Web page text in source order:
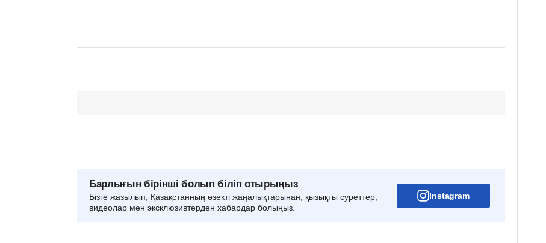
Барлығын бірінші болып біліп отырыңыз
Бізге жазылып, Қазақстанның өзекті жаңалықтарынан, қызықты суреттер,
видеолар мен эксклюзивтерден хабардар болыңыз.
Instagram